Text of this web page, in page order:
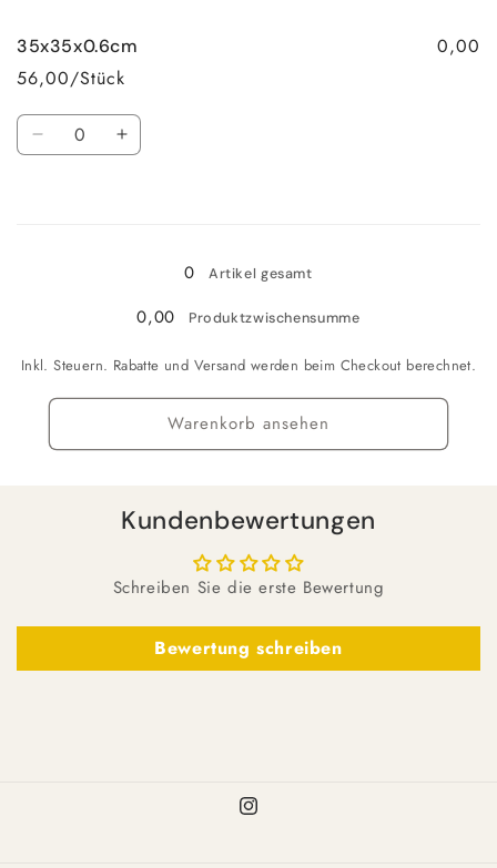
für
25x25x0.6cm
für
35x35x0.6cm
56,00/Stück
0,00
Anzahl
VerringereErhöhe
0
Artikel gesamt
0,00 Produktzwischensumme
Inkl. Steuern. Rabatte und Versand werden beim Checkout berechnet.
Warenkorb ansehen
Kundenbewertungen
Schreiben Sie die erste Bewertung
Bewertung schreiben
Instagram